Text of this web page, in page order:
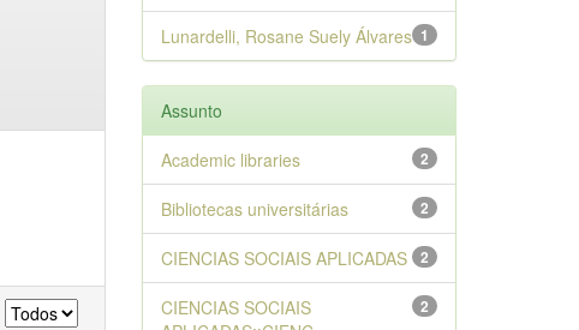
1
Lunardelli, Rosane Suely Álvares
Assunto
2
Academic libraries
2
Bibliotecas universitárias
2
CIENCIAS SOCIAIS APLICADAS
2
CIENCIAS SOCIAIS